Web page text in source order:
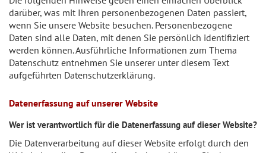
darüber, was mit Ihren personenbezogenen Daten passiert,
wenn Sie unsere Website besuchen. Personenbezogene
Daten sind alle Daten, mit denen Sie persönlich identifiziert
werden können. Ausführliche Informationen zum Thema
Datenschutz entnehmen Sie unserer unter diesem Text
aufgeführten Datenschutzerklärung.
Datenerfassung auf unserer Website
Wer ist verantwortlich für die Datenerfassung auf dieser Website?
Die Datenverarbeitung auf dieser Website erfolgt durch den